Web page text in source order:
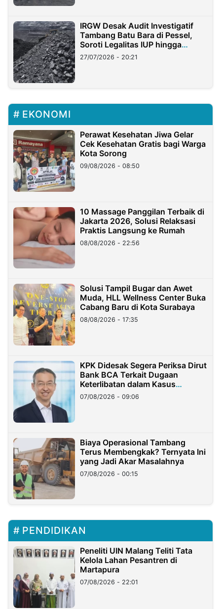
IRGW Desak Audit Investigatif
Tambang Batu Bara di Pessel,
Soroti Legalitas IUP hingga
Stockpile
27/07/2026 - 20:21
EKONOMI
Perawat Kesehatan Jiwa Gelar
Cek Kesehatan Gratis bagi Warga
Kota Sorong
09/08/2026 - 08:50
10 Massage Panggilan Terbaik di
Jakarta 2026, Solusi Relaksasi
Praktis Langsung ke Rumah
08/08/2026 - 22:56
Solusi Tampil Bugar dan Awet
Muda, HLL Wellness Center Buka
Cabang Baru di Kota Surabaya
08/08/2026 - 17:35
KPK Didesak Segera Periksa Dirut
Bank BCA Terkait Dugaan
Keterlibatan dalam Kasus
Hilangnya Dana Nasabah Rp2,58
Miliar
07/08/2026 - 09:06
Biaya Operasional Tambang
Terus Membengkak? Ternyata Ini
yang Jadi Akar Masalahnya
07/08/2026 - 00:15
PENDIDIKAN
Peneliti UIN Malang Teliti Tata
Kelola Lahan Pesantren di
Martapura
07/08/2026 - 22:01